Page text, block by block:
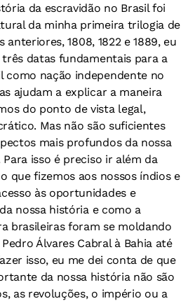
da escravidão no Brasil foi
da minha primeira trilogia de
1808, 1822 e 1889, eu
datas fundamentais para a
como nação independente no
ajudam a explicar a maneira
do ponto de vista legal,
Mas não são suficientes
mais profundos da nossa
isso é preciso ir além da
que fizemos aos nossos índios e
às oportunidades e
nossa história e como a
brasileiras foram se moldando
Álvares Cabral à Bahia até
isso, eu me dei conta de que
da nossa história não são
as revoluções, o império ou a